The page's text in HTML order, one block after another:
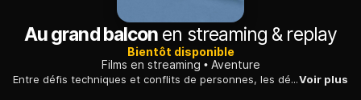
Au grand balcon en streaming & replay
Bientôt disponible
Films en streaming
Aventure
Entre défis techniques et conflits de personnes, les débuts de l'aviation en France, au cours des années 1920, vus et vécus par les pionniers de l'Aéropostale.Voir plus